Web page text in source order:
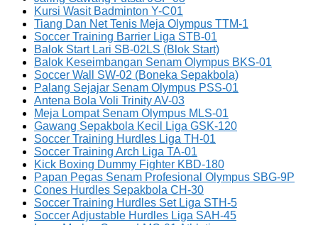
Kursi Wasit Badminton Y-C01
Tiang Dan Net Tenis Meja Olympus TTM-1
Soccer Training Barrier Liga STB-01
Balok Start Lari SB-02LS (Blok Start)
Balok Keseimbangan Senam Olympus BKS-01
Soccer Wall SW-02 (Boneka Sepakbola)
Palang Sejajar Senam Olympus PSS-01
Antena Bola Voli Trinity AV-03
Meja Lompat Senam Olympus MLS-01
Gawang Sepakbola Kecil Liga GSK-120
Soccer Training Hurdles Liga TH-01
Soccer Training Arch Liga TA-01
Kick Boxing Dummy Fighter KBD-180
Papan Pegas Senam Profesional Olympus SBG-9P
Cones Hurdles Sepakbola CH-30
Soccer Training Hurdles Set Liga STH-5
Soccer Adjustable Hurdles Liga SAH-45